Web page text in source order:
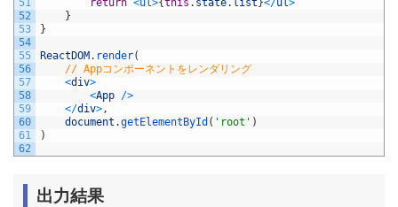
51
52
53
54
55
56
57
58
59
60
61
62
return <ul>{this . state. list }</ul>
}
}
ReactDOM . render(
// Appコンポーネントをレンダリング
<div>
<App />
</div>,
document .getElementById ( 'root' )
)
出力結果